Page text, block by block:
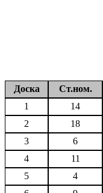
Доска Ст.ном.
1
14
2
18
3
6
4
11
5
4